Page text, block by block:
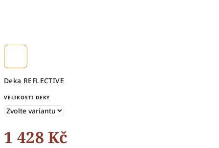
Deka REFLECTIVE
VELIKOSTI DEKY
1 428 Kč